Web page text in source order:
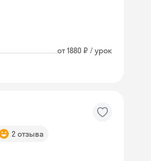
от 1880 ₽ / урок
2 отзыва